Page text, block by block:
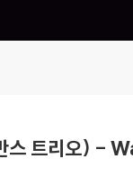
트리오) -